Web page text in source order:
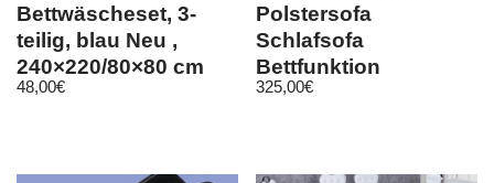
Bettwäscheset, 3-
teilig, blau Neu ,
240×220/80×80 cm
Schmetterling
48,00€
Polstersofa
Schlafsofa
Bettfunktion
Schlaffunktion
325,00€